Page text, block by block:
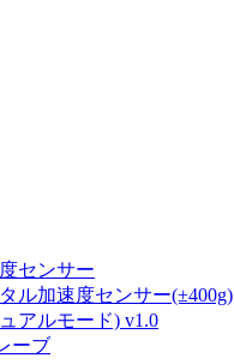
センサー
ル加速度センサー(±400g)
アルモード) v1.0
ーブ